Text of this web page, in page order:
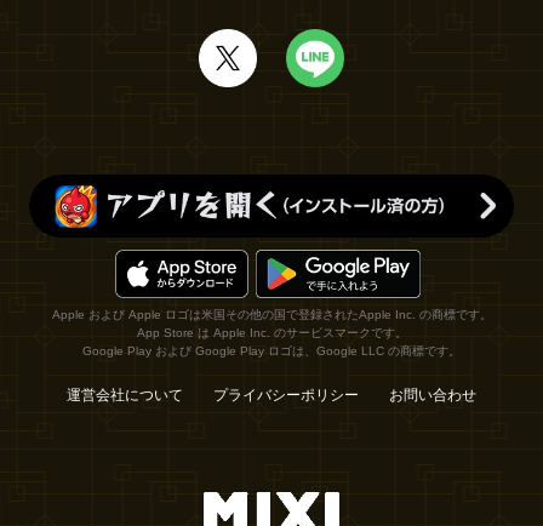
Apple および Apple ロゴは米国その他の国で登録されたApple Inc. の商標です。
App Store は Apple Inc. のサービスマークです。
Google Play および Google Play ロゴは、Google LLC の商標です。
運営会社について プライバシーポリシー お問い合わせ